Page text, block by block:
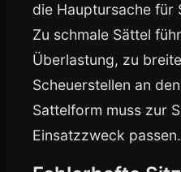
die Hauptursache für
Zu schmale Sättel
Überlastung, zu
Scheuerstellen an
Sattelform muss zur
Einsatzzweck passen.